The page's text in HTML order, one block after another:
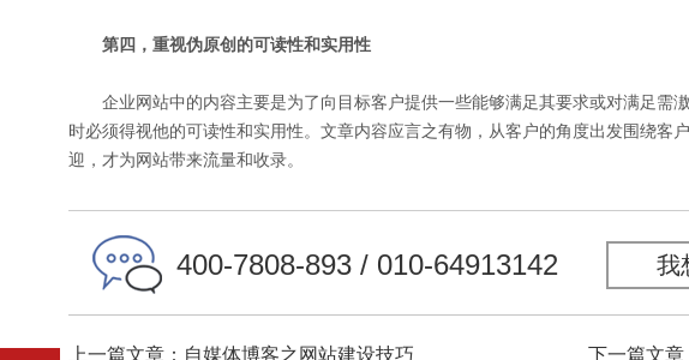
第四，重视伪原创的可读性和实用性
企业网站中的内容主要是为了向目标客户提供一些能够满足其要求或对满足需
时必须得视他的可读性和实用性。文章内容应言之有物，从客户的角度出发围绕客
迎，才为网站带来流量和收录。
400-7808-893 / 010-64913142 我
上一篇文章：自媒体博客之网站建设技巧 下一篇文